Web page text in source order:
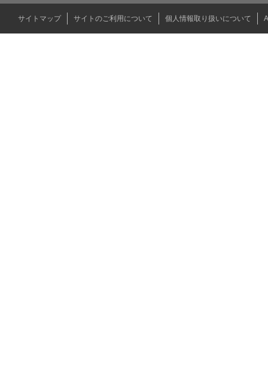
サイトマップ サイトのご利用について 個人情報取り扱いについて